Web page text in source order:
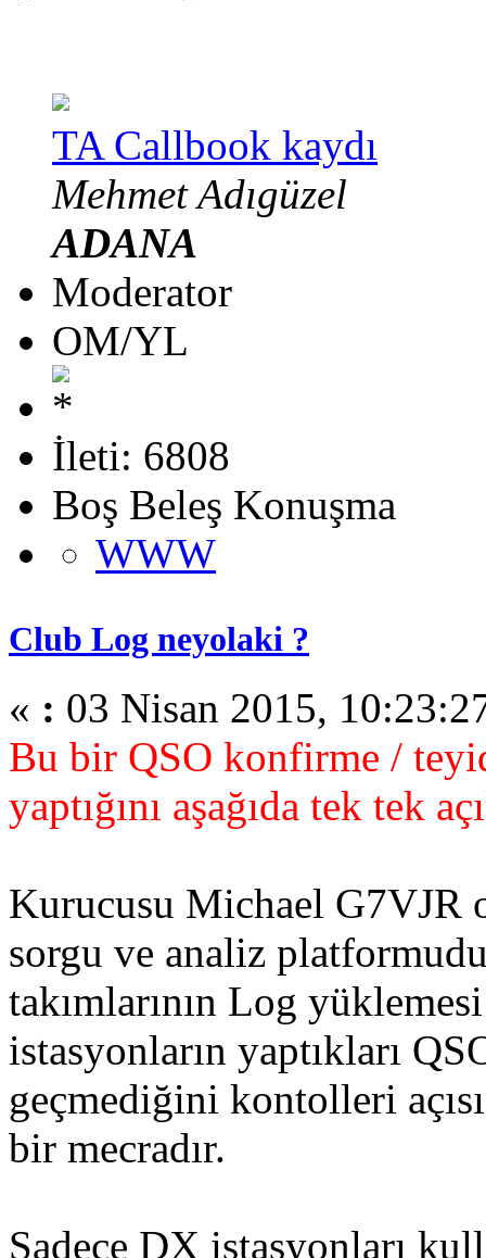
TA Callbook kaydı
Mehmet Adıgüzel
ADANA
Moderator
OM/YL
İleti: 6808
Boş Beleş Konuşma
WWW
Club Log neyolaki ?
« : 03 Nisan 2015,
Bu bir QSO konfirme /
yaptığını aşağıda tek tek
Kurucusu Michael G7VJR
sorgu ve analiz
takımlarının Log
istasyonların yaptıkları
geçmediğini kontolleri
bir mecradır.
Sadece DX istasyonları